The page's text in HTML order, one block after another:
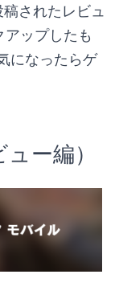
されたレビュ
ップしたも
になったらゲ
ー編）